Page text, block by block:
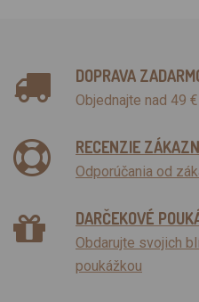
DOPRAVA
Objednajte nad 49
RECENZIE
Odporúčania od
DARČEKOVÉ
Obdarujte svojich
poukážkou